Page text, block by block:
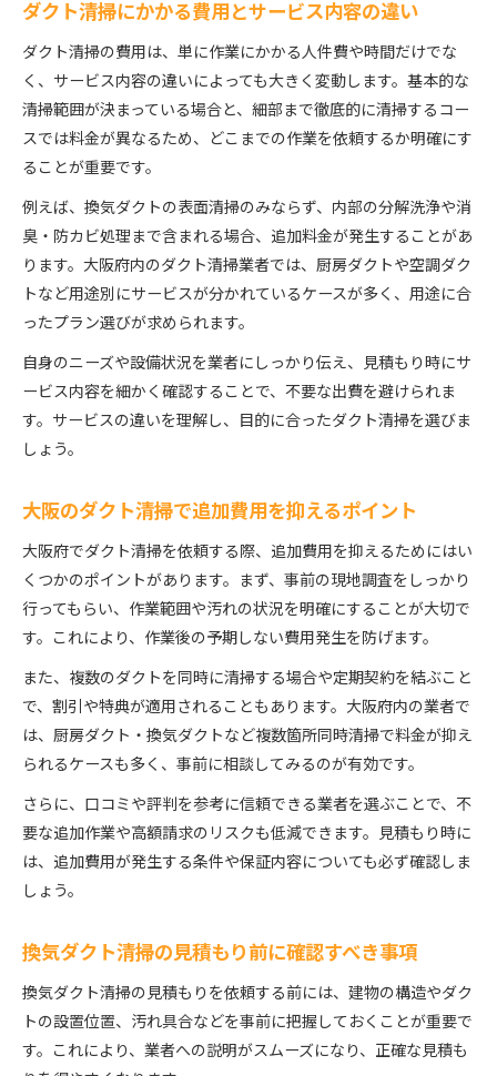
ダクト清掃にかかる費用とサービス内容の違い
ダクト清掃の費用は、単に作業にかかる人件費や時間だけでな
く、サービス内容の違いによっても大きく変動します。基本的な
清掃範囲が決まっている場合と、細部まで徹底的に清掃するコー
スでは料金が異なるため、どこまでの作業を依頼するか明確にす
ることが重要です。
例えば、換気ダクトの表面清掃のみならず、内部の分解洗浄や消
臭・防カビ処理まで含まれる場合、追加料金が発生することがあ
ります。大阪府内のダクト清掃業者では、厨房ダクトや空調ダク
トなど用途別にサービスが分かれているケースが多く、用途に合
ったプラン選びが求められます。
自身のニーズや設備状況を業者にしっかり伝え、見積もり時にサ
ービス内容を細かく確認することで、不要な出費を避けられま
す。サービスの違いを理解し、目的に合ったダクト清掃を選びま
しょう。
大阪のダクト清掃で追加費用を抑えるポイント
大阪府でダクト清掃を依頼する際、追加費用を抑えるためにはい
くつかのポイントがあります。まず、事前の現地調査をしっかり
行ってもらい、作業範囲や汚れの状況を明確にすることが大切で
す。これにより、作業後の予期しない費用発生を防げます。
また、複数のダクトを同時に清掃する場合や定期契約を結ぶこと
で、割引や特典が適用されることもあります。大阪府内の業者で
は、厨房ダクト・換気ダクトなど複数箇所同時清掃で料金が抑え
られるケースも多く、事前に相談してみるのが有効です。
さらに、口コミや評判を参考に信頼できる業者を選ぶことで、不
要な追加作業や高額請求のリスクも低減できます。見積もり時に
は、追加費用が発生する条件や保証内容についても必ず確認しま
しょう。
換気ダクト清掃の見積もり前に確認すべき事項
換気ダクト清掃の見積もりを依頼する前には、建物の構造やダク
トの設置位置、汚れ具合などを事前に把握しておくことが重要で
す。これにより、業者への説明がスムーズになり、正確な見積も